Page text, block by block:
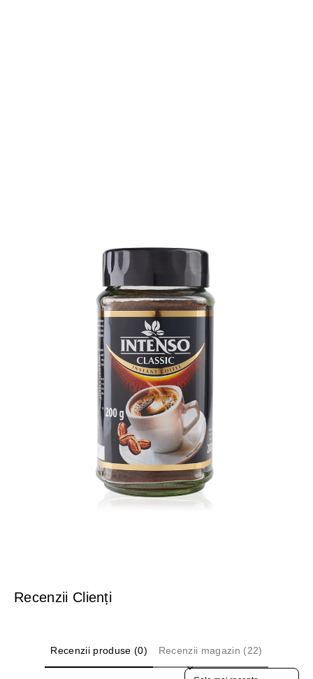
Recenzii Clienți
Recenzii produse (0) Recenzii magazin (22)
Sort reviews by